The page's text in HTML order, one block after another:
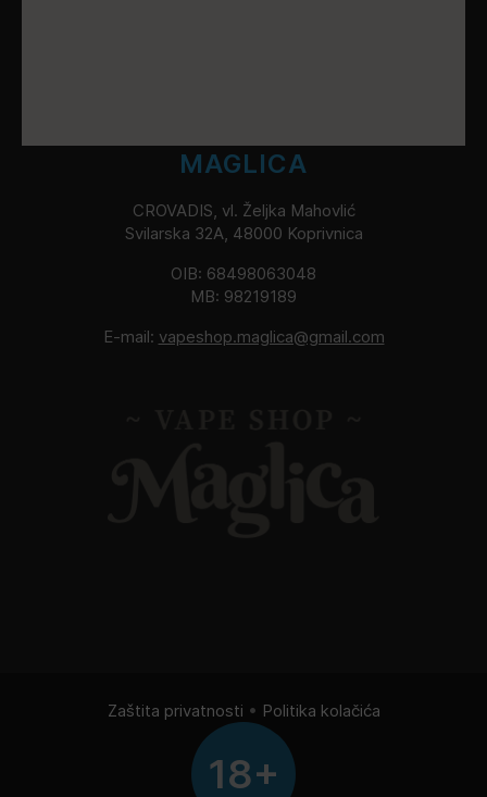
MAGLICA
CROVADIS, vl. Željka Mahovlić
Svilarska 32A, 48000 Koprivnica
OIB: 68498063048
MB: 98219189
E-mail: vapeshop.maglica@gmail.com
Zaštita privatnosti • Politika kolačića
18+